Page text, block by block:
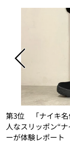
第3位 「ナイキ名
人なスリッポン“
ーが体験レポート